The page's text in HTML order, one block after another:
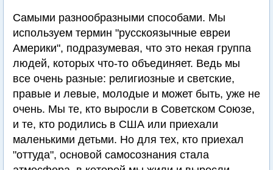
Самыми разнообразными способами. Мы
используем термин "русскоязычные евреи
Америки", подразумевая, что это некая группа
людей, которых что-то объединяет. Ведь мы
все очень разные: религиозные и светские,
правые и левые, молодые и может быть, уже не
очень. Мы те, кто выросли в Советском Союзе,
и те, кто родились в США или приехали
маленькими детьми. Но для тех, кто приехал
"оттуда", основой самосознания стала